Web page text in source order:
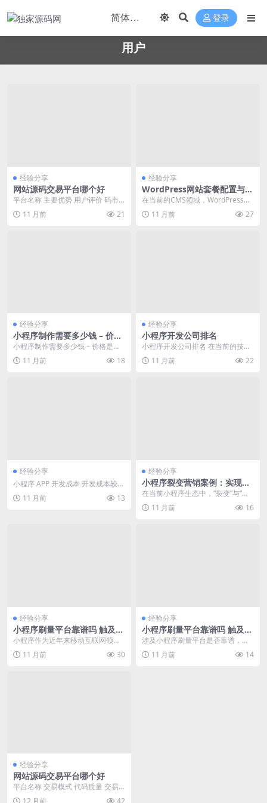
登录
用户
经验分享
网站源码交易平台哪个好
平台名称 主要优势 用户评价 码市
国内知名度高，源码种类丰富，交
易量大 用户评...
11 月前 21
经验分享
WordPress网站套餐配置与S
EO优化实战
在当前的CMS领域，WordPress凭
借其灵活的生态和丰富的功能，成
为了众多网...
11 月前 27
经验分享
小程序制作需要多少钱 – 价格
是用户最核心的关切点之一
小程序制作需要多少钱 – 价格是用
户最核心的关切点之一 在当前的技
术...11 月前 18
经验分享
小程序开发公司排名
小程序开发公司排名 在当前的技术
环境中，寻找专业的小程序开发服
务需要经过一个严谨...
11 月前 22
经验分享
小程序 APP 开发成本 开发成本较
高，需要下载安装 开发周期 开发周
期较长 用...
11 月前 13
经验分享
小程序裂变营销案例：实现用
户增长与推广效果分析
在当前小程序生态中，“裂变”与“案
例”持续作为热搜常客，反映了用户
对高效获客策略...
11 月前 16
经验分享
小程序刷量平台靠谱吗 触及灰
色地带 体现用户疑虑和搜索需
小程序作为近年来移动互联网领域
的重要载体，其用户量和商业价值
日益凸显。随之而来的...
11 月前 30
经验分享
小程序刷量平台靠谱吗 触及灰
色地带 体现用户疑虑和搜索需
涉及小程序刷量平台是否靠谱，触
及灰色地带，需要深入分析其技术
实现、潜在风险以及用...
11 月前 14
经验分享
网站源码交易平台哪个好
平台名称 交易模式 代码质量 交易
安全 用户评价 源码之家 在线竞价